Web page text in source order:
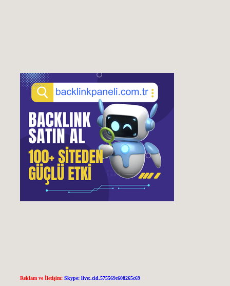
Reklam ve İletişim: Skype: live:.cid.575569c608265c69